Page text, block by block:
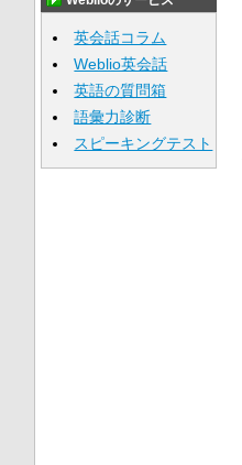
英会話コラム
Weblio英会話
英語の質問箱
語彙力診断
スピーキングテスト